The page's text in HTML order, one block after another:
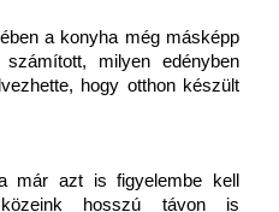
a konyha még másképp
milyen edényben
hogy otthon készült
már azt is figyelembe kell
hosszú távon is